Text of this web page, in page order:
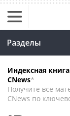
Разделы
Индексная
CNews*
Получите все
CNews по